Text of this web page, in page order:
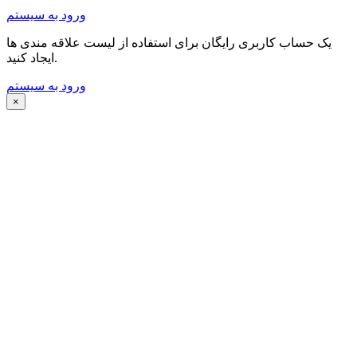
ورود به سیستم
یک حساب کاربری رایگان برای استفاده از لیست علاقه مندی ها
ایجاد کنید.
ورود به سیستم
×